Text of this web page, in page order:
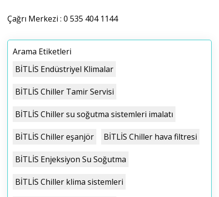
Çağrı Merkezi : 0 535 404 1144
Arama Etiketleri
BİTLİS Endüstriyel Klimalar
BİTLİS Chiller Tamir Servisi
BİTLİS Chiller su soğutma sistemleri imalatı
BİTLİS Chiller eşanjör BİTLİS Chiller hava filtresi
BİTLİS Enjeksiyon Su Soğutma
BİTLİS Chiller klima sistemleri